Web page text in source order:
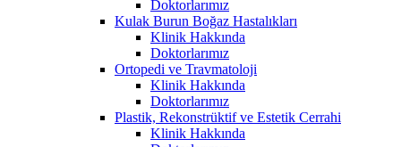
Doktorlarımız
Kulak Burun Boğaz Hastalıkları
Klinik Hakkında
Doktorlarımız
Ortopedi ve Travmatoloji
Klinik Hakkında
Doktorlarımız
Plastik, Rekonstrüktif ve Estetik Cerrahi
Klinik Hakkında